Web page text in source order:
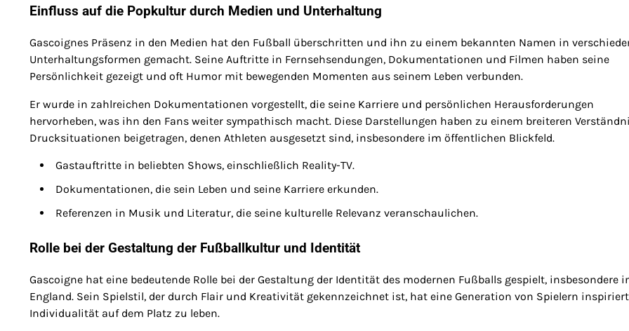
Einfluss auf die Popkultur durch Medien und Unterhaltung
Gascoignes Präsenz in den Medien hat den Fußball überschritten und ihn zu einem bekannten Namen in
Unterhaltungsformen gemacht. Seine Auftritte in Fernsehsendungen, Dokumentationen und Filmen haben seine
Persönlichkeit gezeigt und oft Humor mit bewegenden Momenten aus seinem Leben verbunden.
Er wurde in zahlreichen Dokumentationen vorgestellt, die seine Karriere und persönlichen Herausforderungen
hervorheben, was ihn den Fans weiter sympathisch macht. Diese Darstellungen haben zu einem breiteren
Drucksituationen beigetragen, denen Athleten ausgesetzt sind, insbesondere im öffentlichen Blickfeld.
Gastauftritte in beliebten Shows, einschließlich Reality-TV.
Dokumentationen, die sein Leben und seine Karriere erkunden.
Referenzen in Musik und Literatur, die seine kulturelle Relevanz veranschaulichen.
Rolle bei der Gestaltung der Fußballkultur und Identität
Gascoigne hat eine bedeutende Rolle bei der Gestaltung der Identität des modernen Fußballs gespielt, insbesondere
England. Sein Spielstil, der durch Flair und Kreativität gekennzeichnet ist, hat eine Generation von Spielern
Individualität auf dem Platz zu leben.